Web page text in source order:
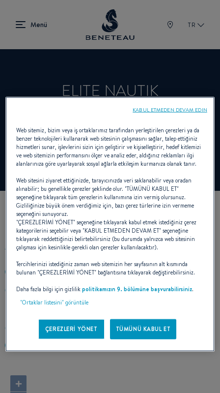
TR
ELITE NAUTIK
Satıcı Sailboats, In-board, Out-board, First
için BENETEAU
KOORDINATLARIMIZ
+33786457312
Port Chantereyne
50100 CHERBOURG
Rotayı hesapla
+
Web sitemiz, bizim veya iş ortaklarımız tarafından yerleştirilen çerezleri ya da
benzer teknolojileri kullanarak web sitesinin çalışmasını sağlar, talep ettiğiniz
hizmetleri sunar, işlevlerini sizin için geliştirir ve kişiselleştirir, hedef kitlemizi
ve web sitemizin performansını ölçer ve analiz eder, aldığınız reklamları ilgi
alanlarınıza göre uyarlayarak sosyal ağlarla etkileşim kurmanıza olanak tanır.
Web sitesini ziyaret ettiğinizde, tarayıcınızda veri saklanabilir veya oradan
alınabilir; bu genellikle çerezler şeklinde olur. "TÜMÜNÜ KABUL ET"
seçeneğine tıklayarak tüm çerezlerin kullanımına izin vermiş olursunuz.
Gizliliğinize büyük önem verdiğimiz için, bazı çerez türlerine izin vermeme
seçeneğini sunuyoruz.
"ÇEREZLERİMİ YÖNET" seçeneğine tıklayarak kabul etmek istediğiniz çerez
kategorilerini seçebilir veya "KABUL ETMEDEN DEVAM ET" seçeneğine
tıklayarak reddettiğinizi belirtebilirsiniz (bu durumda yalnızca web sitesinin
çalışması için kesinlikle gerekli olan çerezler kullanılacaktır).
Tercihlerinizi istediğiniz zaman web sitemizin her sayfasının alt kısmında
bulunan "ÇEREZLERİMİ YÖNET" bağlantısına tıklayarak değiştirebilirsiniz.
Daha fazla bilgi için gizlilikpolitikamızın 9. bölümüne başvurabilirsiniz.
"Ortaklar listesini" görüntüle
ÇEREZLERİ YÖNET TÜMÜNÜ KABUL ET
KABUL ETMEDEN DEVAM EDIN